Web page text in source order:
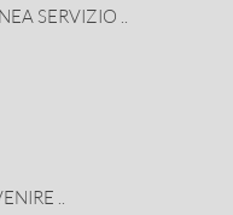
SERVIZIO ..
..